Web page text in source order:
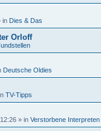
in Dies & Das
Orloff
Deutsche Oldies
TV-Tipps
» in Verstorbene Interpreten